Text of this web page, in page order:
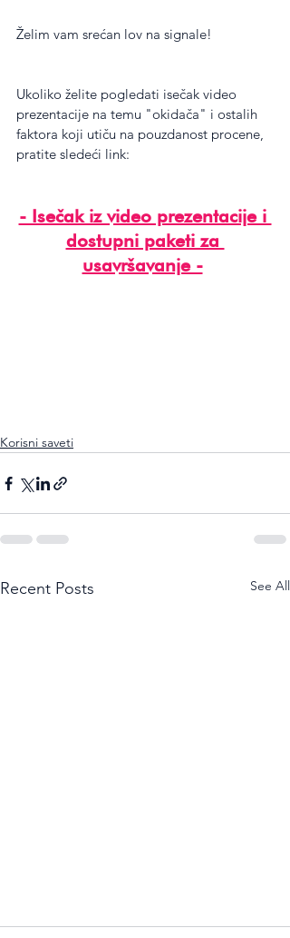
Želim vam srećan lov na signale!
Ukoliko želite pogledati isečak video
prezentacije na temu "okidača" i ostalih
faktora koji utiču na pouzdanost procene,
pratite sledeći link:
- Isečak iz video prezentacije i
dostupni paketi za
usavršavanje -
Korisni saveti
Recent Posts See All